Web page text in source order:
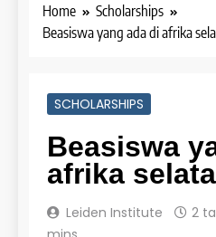
Home
Scholarships
Beasiswa yang ada di afrika
SCHOLARSHIPS
Beasiswa
afrika
Leiden Institute 2